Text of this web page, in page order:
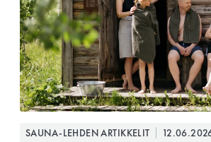
SAUNA-LEHDEN ARTIKKELIT